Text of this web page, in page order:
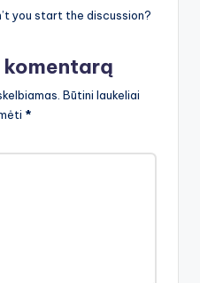
you start the discussion?
Būtini laukeliai
*